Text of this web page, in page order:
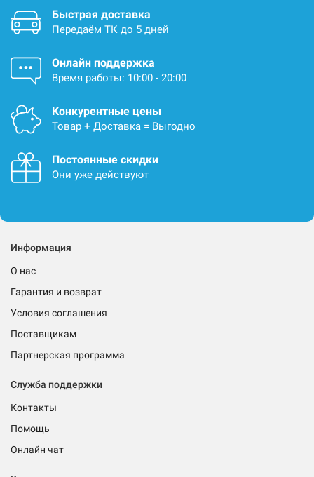
Быстрая доставка
Передаём ТК до 5 дней
Онлайн поддержка
Время работы: 10:00 - 20:00
Конкурентные цены
Товар + Доставка = Выгодно
Постоянные скидки
Они уже действуют
Информация
О нас
Гарантия и возврат
Условия соглашения
Поставщикам
Партнерская программа
Служба поддержки
Контакты
Помощь
Онлайн чат